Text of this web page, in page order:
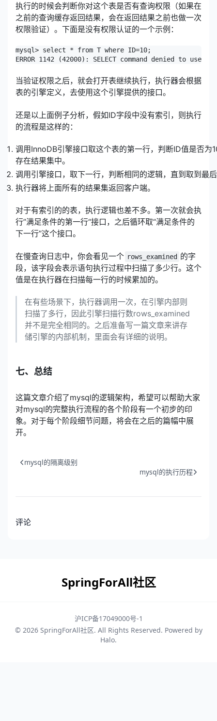
执行的时候会判断你对这个表是否有查询权限（如果在
之前的查询缓存返回结果，会在返回结果之前也做一次
权限验证）。下面是没有权限认证的一个示例：
mysql> select * from T where ID=10;
ERROR 1142 (42000): SELECT command denied to
当验证权限之后，就会打开表继续执行，执行器会根据
表的引擎定义，去使用这个引擎提供的接口。
还是以上面例子分析，假如ID字段中没有索引，则执行
的流程是这样的：
调用InnoDB引擎接口取这个表的第一行，判断ID值是否为
存在结果集中。
调用引擎接口，取下一行，判断相同的逻辑，直到取到最
执行器将上面所有的结果集返回客户端。
对于有索引的的表，执行逻辑也差不多。第一次就会执
行”满足条件的第一行“接口，之后循环取“满足条件的
下一行”这个接口。
在慢查询日志中，你会看见一个 rows_examined 的字
段，该字段会表示语句执行过程中扫描了多少行。这个
值是在执行器在扫描每一行的时候累加的。
在有些场景下，执行器调用一次，在引擎内部则
扫描了多行，因此引擎扫描行数rows_examined
并不是完全相同的。之后准备写一篇文章来讲存
储引擎的内部机制，里面会有详细的说明。
七、总结
这篇文章介绍了mysql的逻辑架构，希望可以帮助大家
对mysql的完整执行流程的各个阶段有一个初步的印
象。对于每个阶段细节问题，将会在之后的篇幅中展
开。
mysql的隔离级别
mysql的执行历程
评论
SpringForAll社区
沪ICP备17049000号-1
© 2026 SpringForAll社区. All Rights Reserved. Powered by
Halo.